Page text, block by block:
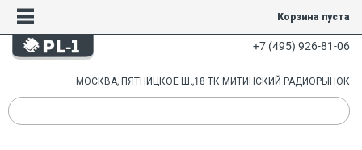
Корзина пуста
+7 (495) 926-81-06
МОСКВА, ПЯТНИЦКОЕ Ш.,18 ТК МИТИНСКИЙ РАДИОРЫНОК